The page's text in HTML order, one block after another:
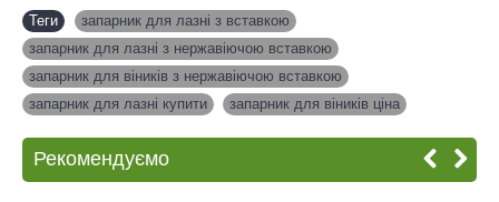
Теги запарник для лазні з вставкою
запарник для лазні з нержавіючою вставкою
запарник для віників з нержавіючою вставкою
запарник для лазні купити
запарник для віників ціна
Рекомендуємо